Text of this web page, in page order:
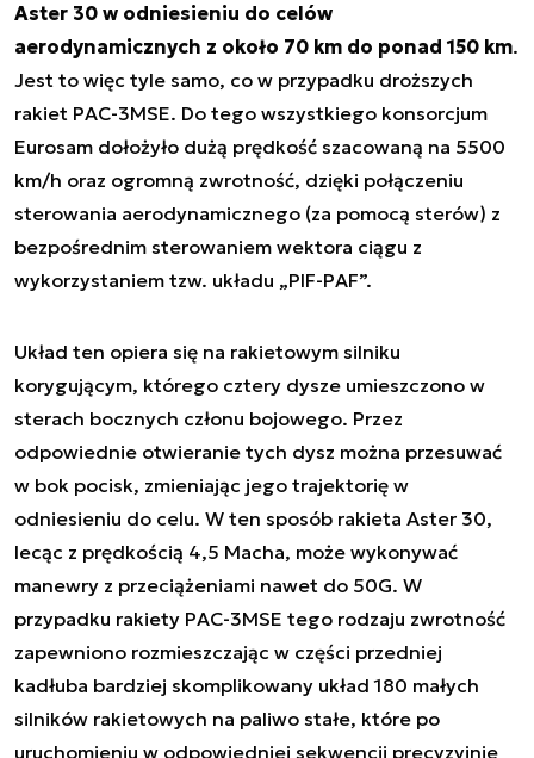
Aster 30 w odniesieniu do celów
aerodynamicznych z około 70 km do ponad 150 km.
Jest to więc tyle samo, co w przypadku droższych
rakiet PAC-3MSE. Do tego wszystkiego konsorcjum
Eurosam dołożyło dużą prędkość szacowaną na 5500
km/h oraz ogromną zwrotność, dzięki połączeniu
sterowania aerodynamicznego (za pomocą sterów) z
bezpośrednim sterowaniem wektora ciągu z
wykorzystaniem tzw. układu „PIF-PAF”.
Układ ten opiera się na rakietowym silniku
korygującym, którego cztery dysze umieszczono w
sterach bocznych członu bojowego. Przez
odpowiednie otwieranie tych dysz można przesuwać
w bok pocisk, zmieniając jego trajektorię w
odniesieniu do celu. W ten sposób rakieta Aster 30,
lecąc z prędkością 4,5 Macha, może wykonywać
manewry z przeciążeniami nawet do 50G. W
przypadku rakiety PAC-3MSE tego rodzaju zwrotność
zapewniono rozmieszczając w części przedniej
kadłuba bardziej skomplikowany układ 180 małych
silników rakietowych na paliwo stałe, które po
uruchomieniu w odpowiedniej sekwencji precyzyjnie